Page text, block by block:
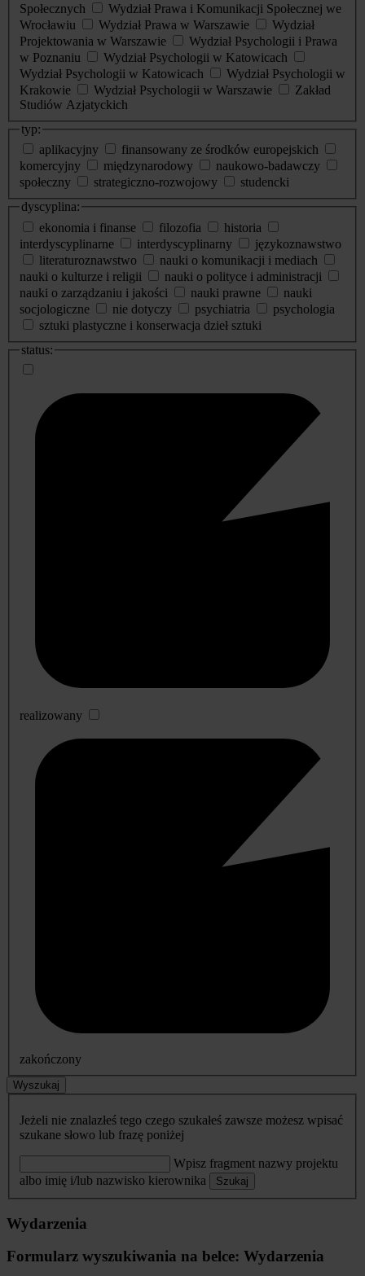
Społecznych
Wydział Prawa i Komunikacji Społecznej we
Wrocławiu
Wydział Prawa w Warszawie
Wydział
Projektowania w Warszawie
Wydział Psychologii i Prawa
w Poznaniu
Wydział Psychologii w Katowicach
Wydział Psychologii w Katowicach
Wydział Psychologii w
Krakowie
Wydział Psychologii w Warszawie
Zakład
Studiów Azjatyckich
typ:
aplikacyjny
finansowany ze środków europejskich
komercyjny
międzynarodowy
naukowo-badawczy
społeczny
strategiczno-rozwojowy
studencki
dyscyplina:
ekonomia i finanse
filozofia
historia
interdyscyplinarne
interdyscyplinarny
językoznawstwo
literaturoznawstwo
nauki o komunikacji i mediach
nauki o kulturze i religii
nauki o polityce i administracji
nauki o zarządzaniu i jakości
nauki prawne
nauki
socjologiczne
nie dotyczy psychiatria
psychologia
sztuki plastyczne i konserwacja dzieł sztuki
status:
realizowany
zakończony
Wyszukaj
Jeżeli nie znalazłeś tego czego szukałeś zawsze możesz wpisać
szukane słowo lub frazę poniżej
Wpisz fragment nazwy projektu
albo imię i/lub nazwisko kierownika
Szukaj
Wydarzenia
Formularz wyszukiwania na belce: Wydarzenia